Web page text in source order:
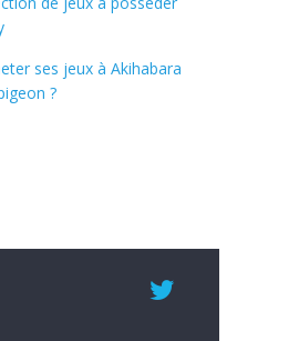
ses jeux à Akihabara
?